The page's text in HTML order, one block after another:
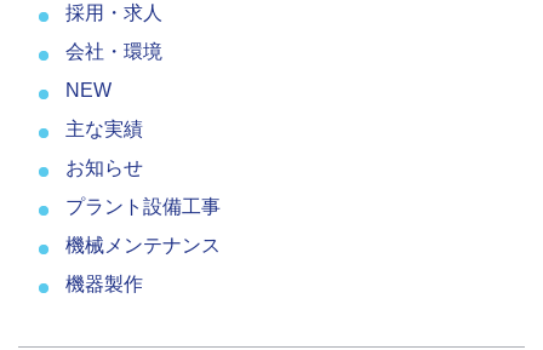
採用・求人
会社・環境
NEW
主な実績
お知らせ
プラント設備工事
機械メンテナンス
機器製作